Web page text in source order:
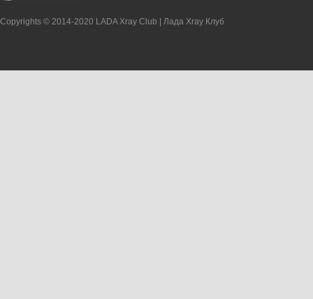
Copyrights © 2014-2020 LADA Xray Club | Лада Xray Клуб